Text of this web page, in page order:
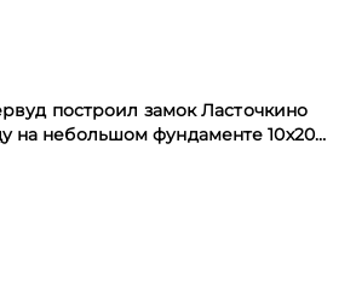
построил замок Ласточкино
на небольшом фундаменте 10х20